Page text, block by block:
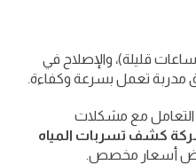
قليلة)، والإصلاح في
مدربة تعمل بسرعة وكفاءة.
التعامل مع مشكلات
كشف تسربات المياه
أسعار مخصص.